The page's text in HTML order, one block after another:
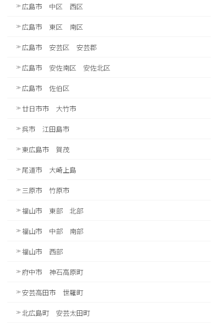
広島市 中区 西区
広島市 東区 南区
広島市 安芸区 安芸郡
広島市 安佐南区 安佐北区
広島市 佐伯区
廿日市市 大竹市
呉市 江田島市
東広島市 賀茂
尾道市 大崎上島
三原市 竹原市
福山市 東部 北部
福山市 中部 南部
福山市 西部
府中市 神石高原町
安芸高田市 世羅町
北広島町 安芸太田町